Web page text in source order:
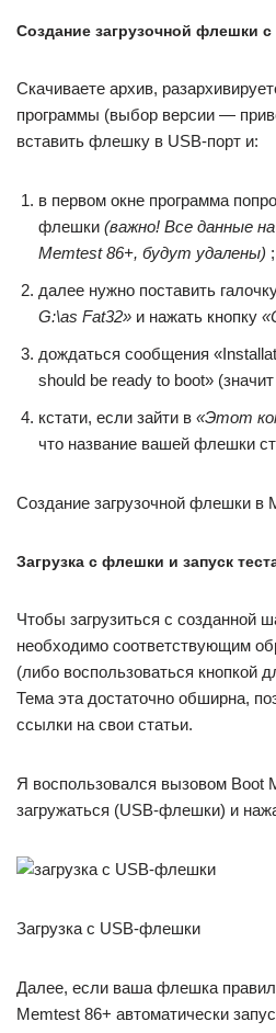
Создание загрузочной флешки с
Скачиваете архив,
программы (выбор версии —
вставить флешку в USB-порт и:
в первом окне программа
флешки (важно! Все данные
Memtest 86+, будут удалены) ;
далее нужно поставить
G:\as Fat32» и нажать кнопку
дождаться сообщения
should be ready to boot»
кстати, если зайти в «Этот
что название вашей флешки
Создание загрузочной флешки в
Загрузка с флешки и запуск
Чтобы загрузиться с созданной
необходимо соответствующим
(либо воспользоваться кнопкой
Тема эта достаточно обширна,
ссылки на свои статьи.
Я воспользовался вызовом Boot
загружаться (USB-флешки) и
Загрузка с USB-флешки
Далее, если ваша флешка
Memtest 86+ автоматически